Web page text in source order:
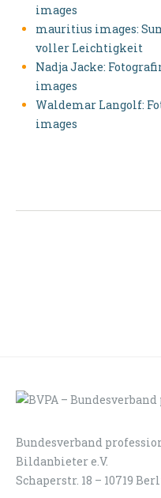
images
mauritius images:
voller Leichtigkeit
Nadja Jacke:
images
Waldemar Langolf:
images
Bundesverband
Bildanbieter e.V.
Schaperstr. 18 – 10719